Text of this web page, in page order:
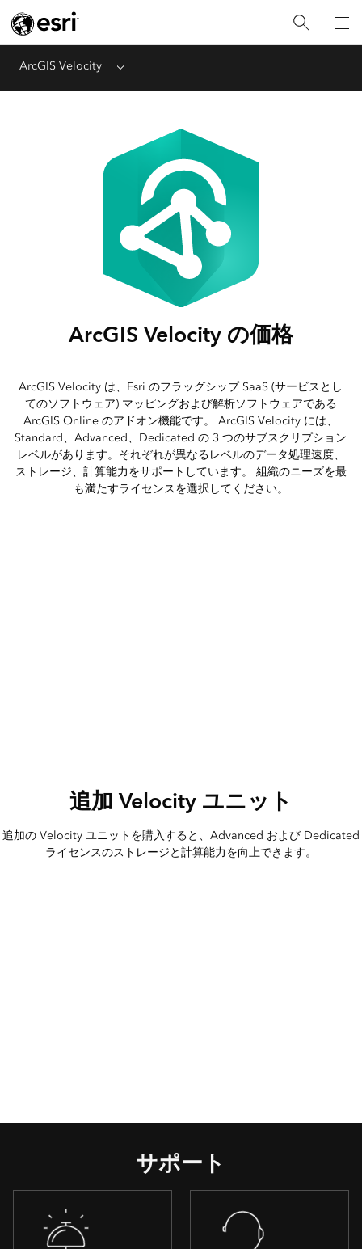
ArcGIS Velocity Menu
ArcGIS Velocity の価格
ArcGIS Velocity は、Esri のフラッグシップ SaaS (サービスとし
てのソフトウェア) マッピングおよび解析ソフトウェアである
ArcGIS Online のアドオン機能です。 ArcGIS Velocity には、
Standard、Advanced、Dedicated の 3 つのサブスクリプション
レベルがあります。それぞれが異なるレベルのデータ処理速度、
ストレージ、計算能力をサポートしています。 組織のニーズを最
も満たすライセンスを選択してください。
追加 Velocity ユニット
追加の Velocity ユニットを購入すると、Advanced および Dedicated
ライセンスのストレージと計算能力を向上できます。
サポート